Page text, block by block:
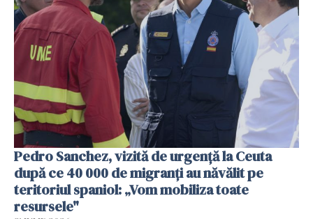
Pedro Sanchez, vizită de urgență la Ceuta
după ce 40 000 de migranți au năvălit pe
teritoriul spaniol: „Vom mobiliza toate
resursele"